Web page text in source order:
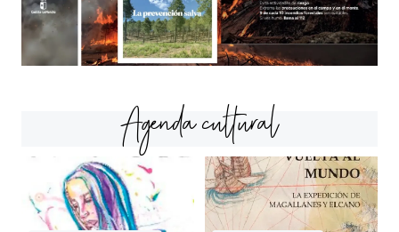
Agenda cultural